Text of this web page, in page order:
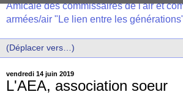
Amicale des commissaires de l'air et
armées/air "Le lien entre les
vendredi 14 juin 2019
L'AEA, association soeur